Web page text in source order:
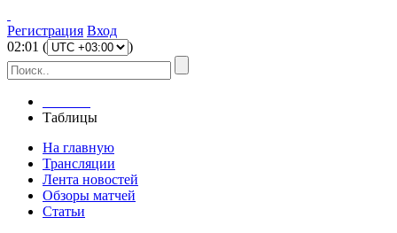
Регистрация Вход
02:01 ( )
Таблицы
На главную
Трансляции
Лента новостей
Обзоры матчей
Статьи